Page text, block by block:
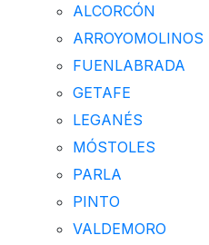
ALCORCÓN
ARROYOMOLINOS
FUENLABRADA
GETAFE
LEGANÉS
MÓSTOLES
PARLA
PINTO
VALDEMORO